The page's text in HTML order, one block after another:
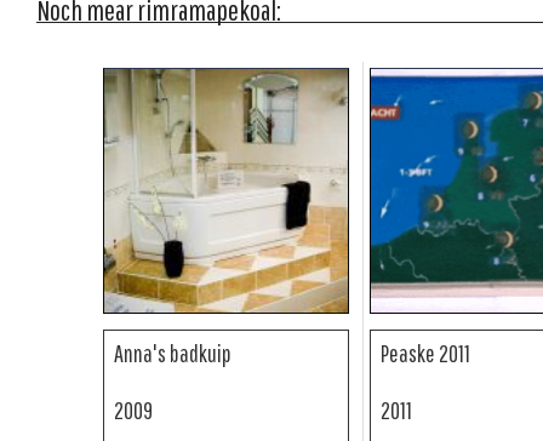
Noch mear rimramapekoal:
Anna's badkuip
2009
Peaske 2011
2011